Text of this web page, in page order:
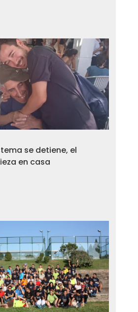
se detiene, el
en casa